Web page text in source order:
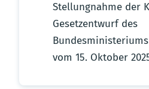
Stellungnahme der
Gesetzentwurf des
vom 15. Oktober